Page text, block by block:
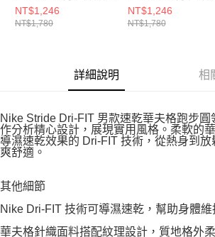
衫 FN3889063
NT$1,246
NT$1,780
衫 FN3889010
NT$1,246
NT$1,780
詳細說明 相
Nike Stride Dri-FIT 男款速乾華夫格跑步圓
作分析精心設計，展現實用風格。柔軟的
導濕速乾效果的 Dri-FIT 技術，從熱身到
爽舒適。
其他細節
Nike Dri-FIT 技術可導濕速乾，幫助身體
華夫格針織面料搭配紋理設計，質地格外